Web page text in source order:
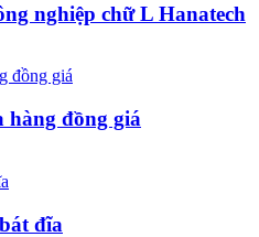
nghiệp chữ L Hanatech
hàng đồng giá
đĩa